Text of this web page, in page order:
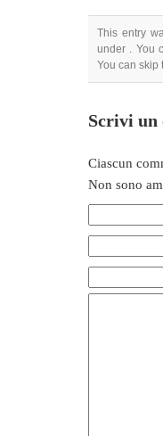
This entry
under . You
You can skip
Scrivi un
Ciascun
Non sono